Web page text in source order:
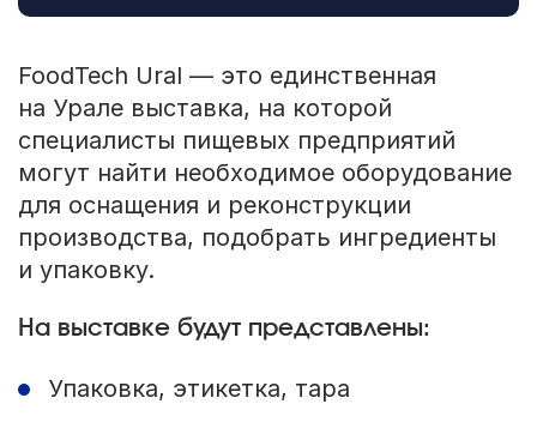
FoodTech Ural — это единственная
на Урале выставка, на которой
специалисты пищевых предприятий
могут найти необходимое оборудование
для оснащения и реконструкции
производства, подобрать ингредиенты
и упаковку.
На выставке будут представлены:
Упаковка, этикетка, тара